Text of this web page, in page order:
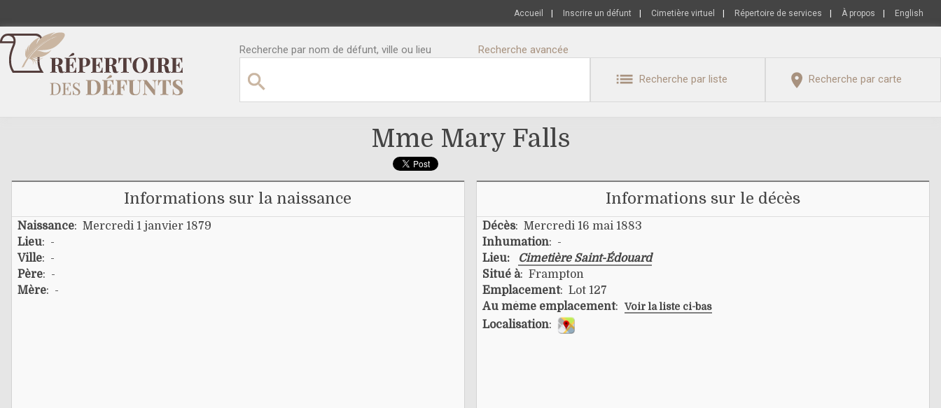
Accueil Inscrire un défunt Cimetière virtuel Répertoire de services À propos English
Recherche par nom de défunt, ville ou lieu Recherche avancée
Recherche par liste Recherche par carte
Mme Mary Falls
Informations sur la naissance
Naissance: Mercredi 1 janvier 1879
Lieu: -
Ville: -
Père: -
Mère: -
Informations sur le décès
Décès: Mercredi 16 mai 1883
Inhumation: -
Lieu:
Cimetière Saint-Édouard
Situé à: Frampton
Emplacement: Lot 127
Au même emplacement: Voir la liste ci-bas
Localisation: